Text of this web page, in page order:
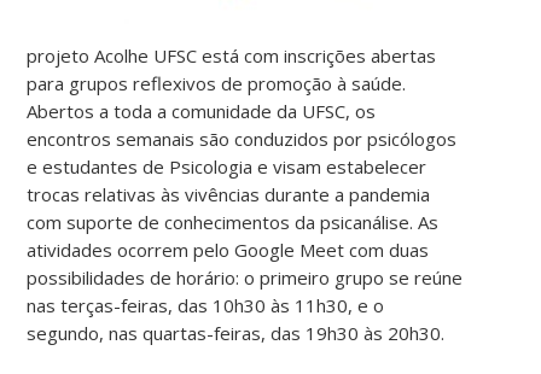
projeto Acolhe UFSC está com inscrições abertas
para grupos reflexivos de promoção à saúde.
Abertos a toda a comunidade da UFSC, os
encontros semanais são conduzidos por psicólogos
e estudantes de Psicologia e visam estabelecer
trocas relativas às vivências durante a pandemia
com suporte deconhecimentos da psicanálise. As
atividades ocorrem pelo Google Meet com duas
possibilidades de horário: o primeiro grupo se reúne
nas terças-feiras, das 10h30 às 11h30, e o
segundo, nas quartas-feiras, das 19h30 às 20h30.